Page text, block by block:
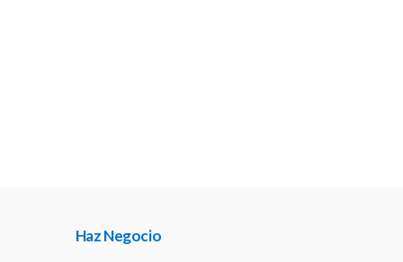
Haz Negocio